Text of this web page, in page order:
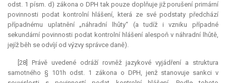
odst. 1 písm. d) zákona o DPH tak pouze doplňuje již porušení primární
povinnosti podat kontrolní hlášení, která ze své podstaty předchází
případnému uplatnění „náhradní lhůty“ (a tudíž i vzniku případné
sekundární povinnosti podat kontrolní hlášení alespoň v náhradní lhůtě,
jejíž běh se odvíjí od výzvy správce daně).
[28] Právě uvedené odráží rovněž jazykové vyjádření a struktura
samotného § 101h odst. 1 zákona o DPH, jenž stanovuje sankci v